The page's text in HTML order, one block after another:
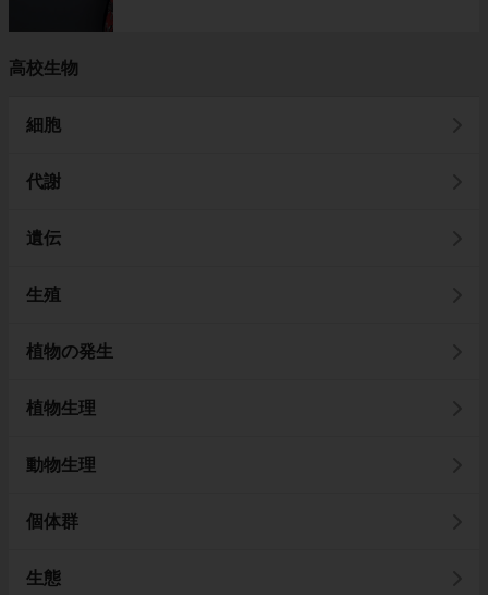
高校生物
細胞
代謝
遺伝
生殖
植物の発生
植物生理
動物生理
個体群
生態